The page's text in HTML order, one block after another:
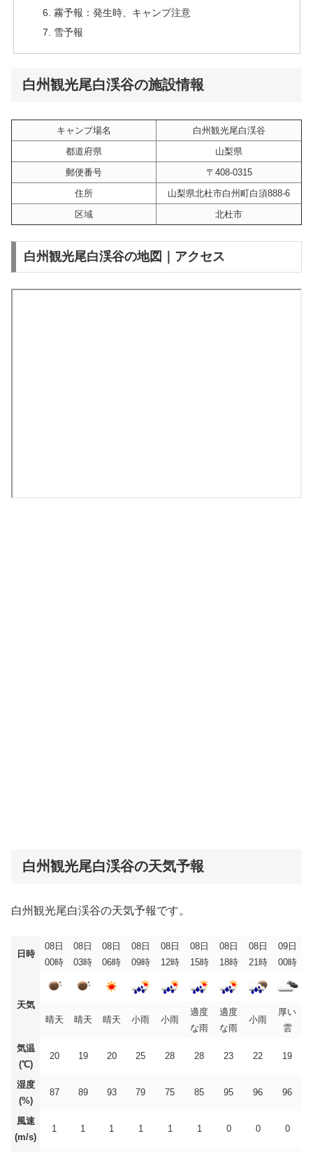
霧予報：発生時、キャンプ注意
雪予報
白州観光尾白渓谷の施設情報
キャンプ場名
白州観光尾白渓谷
都道府県
山梨県
郵便番号
〒408-0315
住所
山梨県北杜市白州町白須888-6
区域
北杜市
白州観光尾白渓谷の地図｜アクセス
白州観光尾白渓谷の天気予報
白州観光尾白渓谷の天気予報です。
日時
08日
00時
08日
03時
08日
06時
08日
09時
08日
12時
08日
15時
08日
18時
08日
21時
09日
00時
天気
晴天
晴天 晴天 小雨 小雨
適度
な雨
適度
な雨
小雨
厚い
雲
気温
(℃)
20 19 20 25 28 28 23 22 19
湿度
(%)
87 89 93 79 75 85 95 96 96
風速
(m/s)
1 1 1 1 1 1 0 0 0